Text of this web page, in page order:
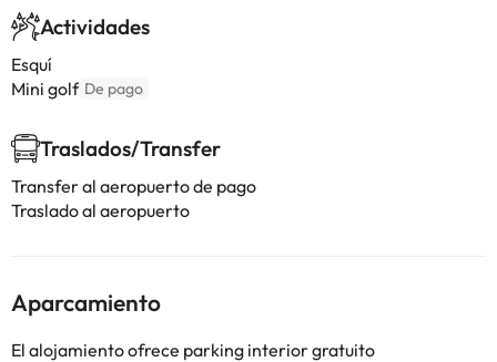
Actividades
Esquí
Mini golf De pago
Traslados/Transfer
Transfer al aeropuerto de pago
Traslado al aeropuerto
Aparcamiento
El alojamiento ofrece parking interior gratuito